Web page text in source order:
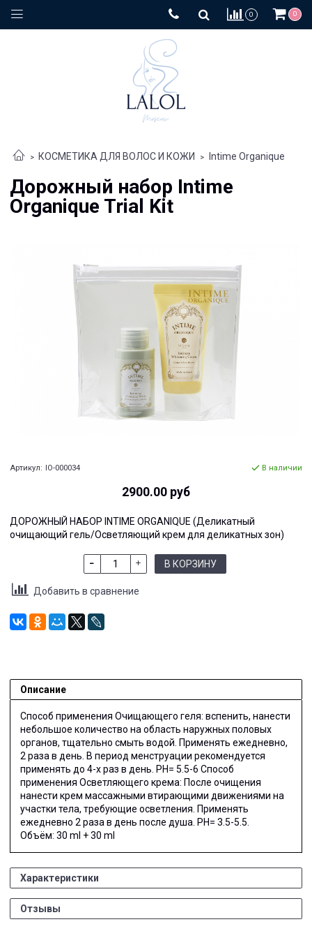
0 0
КОСМЕТИКА ДЛЯ ВОЛОС И КОЖИ Intime Organique
Дорожный набор Intime
Organique Trial Kit
Артикул: IO-000034 В наличии
2900.00 руб
ДОРОЖНЫЙ НАБОР INTIME ORGANIQUE (Деликатный
очищающий гель/Осветляющий крем для деликатных зон)
В КОРЗИНУ
Добавить в сравнение
Описание
Способ применения Очищающего геля: вспенить, нанести
небольшое количество на область наружных половых
органов, тщательно смыть водой. Применять ежедневно,
2 раза в день. В период менструации рекомендуется
применять до 4-х раз в день. РН= 5.5-6 Способ
применения Осветляющего крема: После очищения
нанести крем массажными втирающими движениями на
участки тела, требующие осветления. Применять
ежедневно 2 раза в день после душа. РН= 3.5-5.5.
Объём: 30 ml + 30 ml
Характеристики
Отзывы